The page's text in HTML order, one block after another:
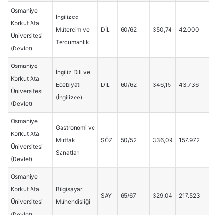
Osmaniye
Korkut Ata
Üniversitesi
(Devlet)
İngilizce
Mütercim ve
Tercümanlık
DİL 60/62 350,74 42.000
Osmaniye
Korkut Ata
Üniversitesi
(Devlet)
İngiliz Dili ve
Edebiyatı
(İngilizce)
DİL 60/62 346,15 43.736
Osmaniye
Korkut Ata
Üniversitesi
(Devlet)
Gastronomi ve
Mutfak
Sanatları
SÖZ 50/52 336,09 157.972
Osmaniye
Korkut Ata
Üniversitesi
Bilgisayar
Mühendisliği
SAY 65/67 329,04 217.523